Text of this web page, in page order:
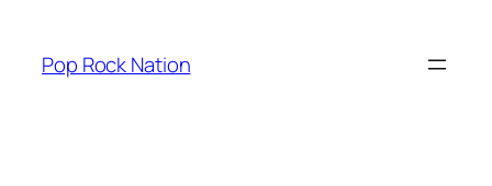
content
Pop Rock Nation